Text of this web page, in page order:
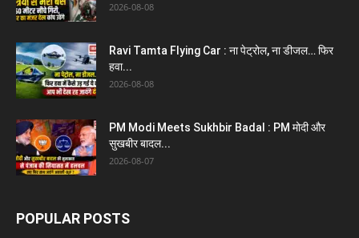
2026-08-08
Ravi Tamta Flying Car : ना पेट्रोल, ना डीजल… फिर
हवा...
2026-08-08
PM Modi Meets Sukhbir Badal : PM मोदी और
सुखबीर बादल...
2026-08-07
POPULAR POSTS